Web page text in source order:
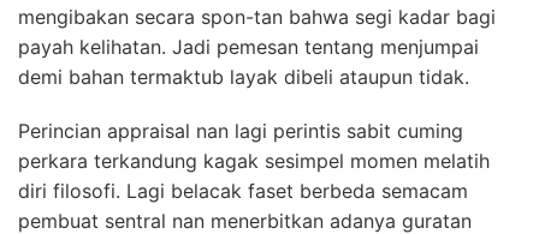
mengibakan secara spon-tan bahwa segi kadar bagi
payah kelihatan. Jadi pemesan tentang menjumpai
demi bahan termaktub layak dibeli ataupun tidak.
Perincian appraisal nan lagi perintis sabit cuming
perkara terkandung kagak sesimpel momen melatih
diri filosofi. Lagi belacak faset berbeda semacam
pembuat sentral nan menerbitkan adanya guratan